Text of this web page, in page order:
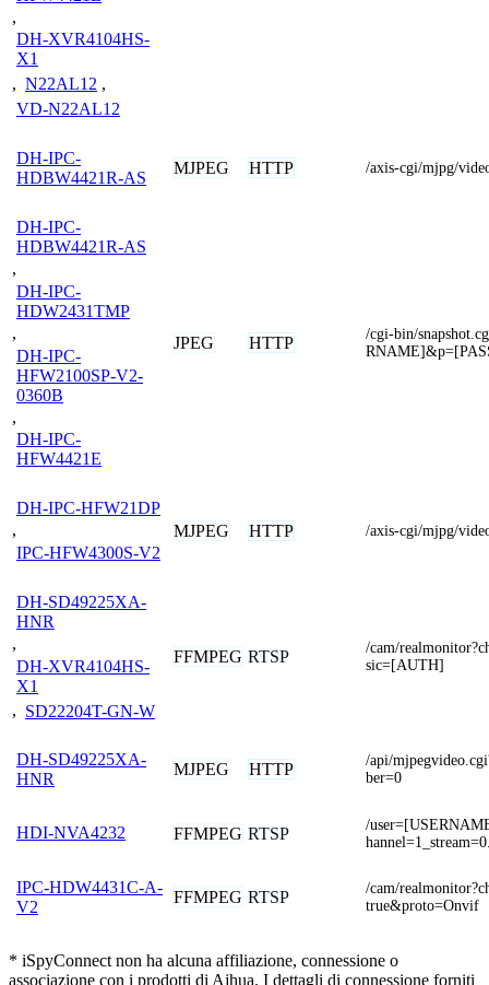
,
DH-XVR4104HS-
X1
, N22AL12 ,
VD-N22AL12
DH-IPC-
HDBW4421R-AS
MJPEG HTTP /axis-cgi/mjpg/
DH-IPC-
HDBW4421R-AS
,
DH-IPC-
HDW2431TMP
,
DH-IPC-
HFW2100SP-V2-
0360B
,
DH-IPC-
HFW4421E
JPEG HTTP
/cgi-bin/
DH-IPC-HFW21DP
,
IPC-HFW4300S-V2
MJPEG HTTP /axis-cgi/mjpg/
DH-SD49225XA-
HNR
,
DH-XVR4104HS-
X1
, SD22204T-GN-W
FFMPEG RTSP
/cam/
sic=[AUTH]
DH-SD49225XA-
HNR
MJPEG HTTP
/api/
ber=0
HDI-NVA4232 FFMPEG RTSP
/
IPC-HDW4431C-A-
V2
FFMPEG RTSP
/cam/
true&proto=Onvif
* iSpyConnect non ha alcuna affiliazione, connessione o
associazione con i prodotti di Ajhua. I dettagli di connessione forniti